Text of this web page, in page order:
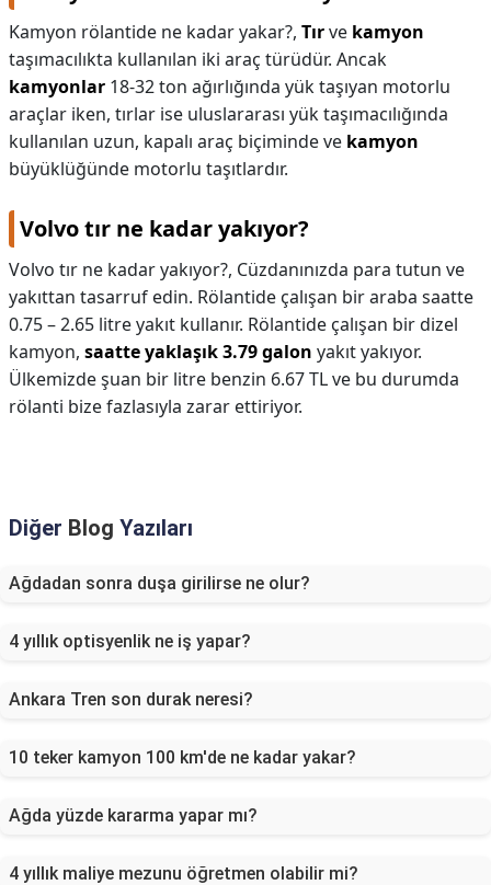
Kamyon rölantide ne kadar yakar?, Tırve kamyon
taşımacılıkta kullanılan iki araç türüdür. Ancak
kamyonlar 18-32 ton ağırlığında yük taşıyan motorlu
araçlar iken, tırlar ise uluslararası yük taşımacılığında
kullanılan uzun, kapalı araç biçiminde ve kamyon
büyüklüğünde motorlu taşıtlardır.
Volvo tır ne kadar yakıyor?
Volvo tır ne kadar yakıyor?, Cüzdanınızda para tutun ve
yakıttan tasarruf edin. Rölantide çalışan bir araba saatte
0.75 – 2.65 litre yakıt kullanır. Rölantide çalışan bir dizel
kamyon, saatte yaklaşık 3.79 galon yakıt yakıyor.
Ülkemizde şuan bir litre benzin 6.67 TL ve bu durumda
rölanti bize fazlasıyla zarar ettiriyor.
Diğer Blog Yazıları
Ağdadan sonra duşa girilirse ne olur?
4 yıllık optisyenlik ne iş yapar?
Ankara Tren son durak neresi?
10 teker kamyon 100 km'de ne kadar yakar?
Ağda yüzde kararma yapar mı?
4 yıllık maliye mezunu öğretmen olabilir mi?